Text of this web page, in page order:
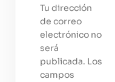
Tu dirección
de correo
electrónico no
será
publicada. Los
campos